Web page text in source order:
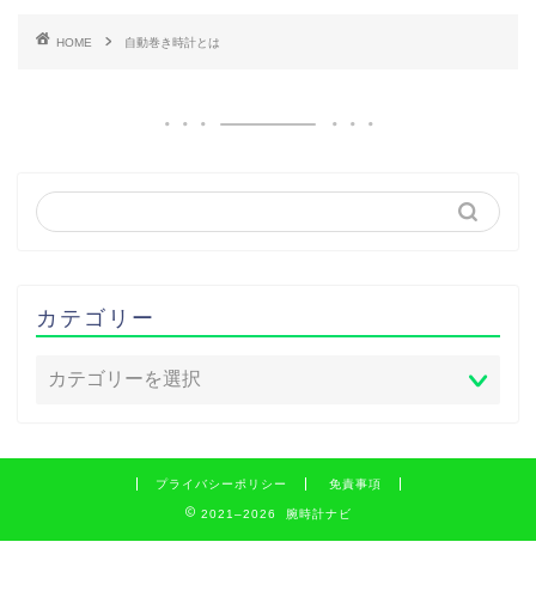
HOME 自動巻き時計とは
カテゴリー
プライバシーポリシー 免責事項
2021–2026 腕時計ナビ